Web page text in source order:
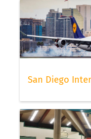
San Diego